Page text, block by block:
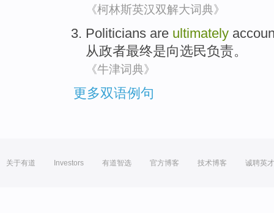
《柯林斯英汉双解大词典》
Politicians are ultimately
从政者最终是向选民负责。
《牛津词典》
更多双语例句
关于有道 Investors 有道智选 官方博客 技术博客 诚聘英才